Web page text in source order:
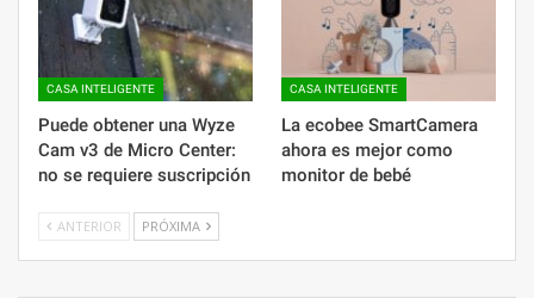
CASA INTELIGENTE
Puede obtener una Wyze
Cam v3 de Micro Center:
no se requiere suscripción
CASA INTELIGENTE
La ecobee SmartCamera
ahora es mejor como
monitor de bebé
ANTERIOR PRÓXIMA